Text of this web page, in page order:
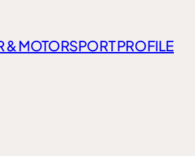
& MOTORSPORT PROFILE